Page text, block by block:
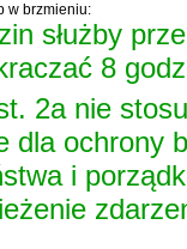
w brzmieniu:
służby
8
2a nie
dla ochrony
i